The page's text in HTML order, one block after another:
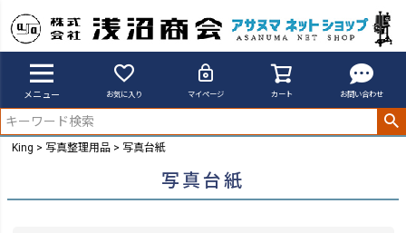
メニュー お気に入り マイページ カート お問い合わせ
King 写真整理用品 写真台紙
写真台紙